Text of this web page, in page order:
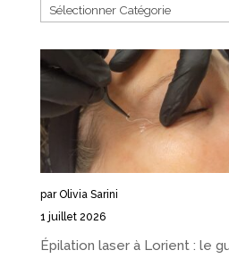
par Olivia Sarini
1 juillet 2026
Épilation laser à Lorient : le